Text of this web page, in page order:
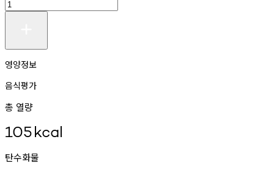
영양정보
음식평가
총 열량
105kcal
탄수화물